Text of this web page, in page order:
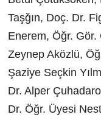
Taşğın, Doç. Dr.
Enerem, Öğr. Gör.
Zeynep Aközlü,
Şaziye Seçkin
Dr. Alper
Dr. Öğr. Üyesi